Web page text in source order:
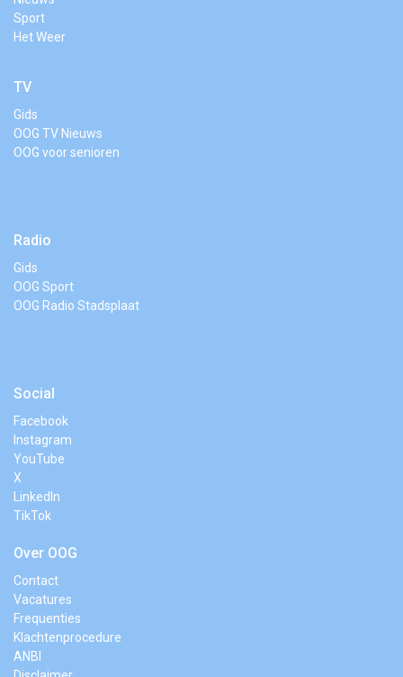
Sport
Het Weer
TV
Gids
OOG TV Nieuws
OOG voor senioren
Radio
Gids
OOG Sport
OOG Radio Stadsplaat
Social
Facebook
Instagram
YouTube
X
LinkedIn
TikTok
Over OOG
Contact
Vacatures
Frequenties
Klachtenprocedure
ANBI